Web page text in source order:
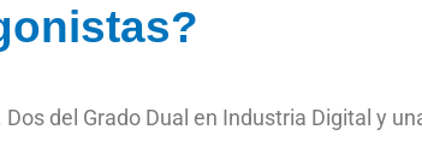
del Grado Dual en Industria Digital y